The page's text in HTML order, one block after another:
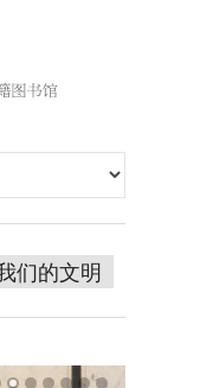
们的文明